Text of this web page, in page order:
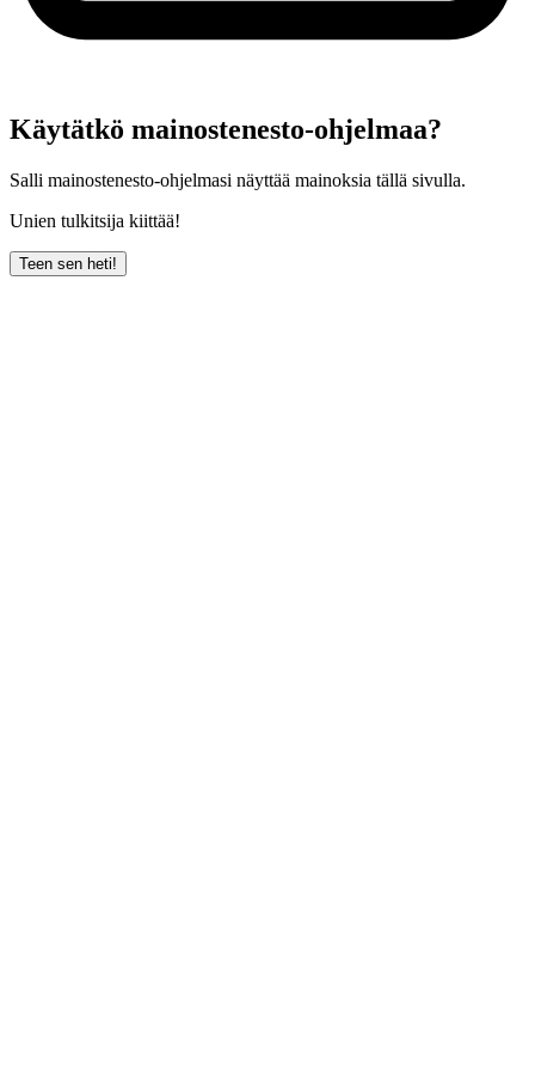
Käytätkö mainostenesto-ohjelmaa?
Salli mainostenesto-ohjelmasi näyttää mainoksia tällä sivulla.
Unien tulkitsija kiittää!
Teen sen heti!